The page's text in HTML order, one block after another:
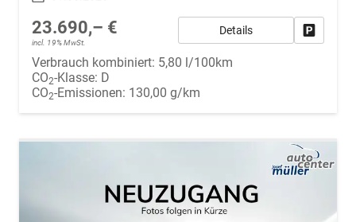
23.690,– €
incl. 19% MwSt.
Details
Verbrauch kombiniert: 5,80 l/100km
CO2-Klasse: D
CO2-Emissionen: 130,00 g/km